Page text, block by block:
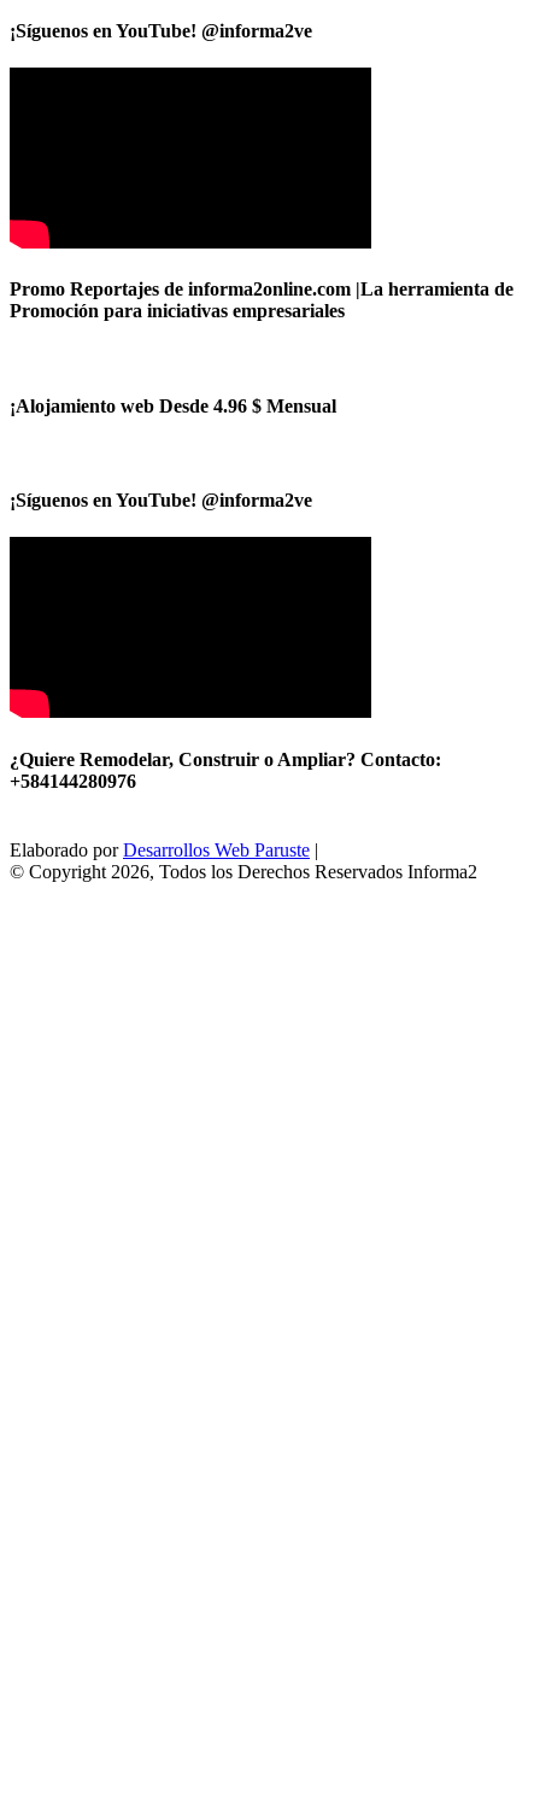
¡Síguenos en YouTube! @informa2ve
Promo Reportajes de informa2online.com |La herramienta de
Promoción para iniciativas empresariales
¡Alojamiento web Desde 4.96 $ Mensual
¡Síguenos en YouTube! @informa2ve
¿Quiere Remodelar, Construir o Ampliar? Contacto:
+584144280976
Elaborado porDesarrollos Web Paruste |
© Copyright 2026, Todos los Derechos Reservados Informa2